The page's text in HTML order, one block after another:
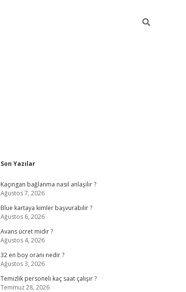
Sidebar
Son Yazılar
Kaçıngan bağlanma nasıl anlaşılır ?
Ağustos 7, 2026
Blue kartaya kimler başvurabilir ?
Ağustos 6, 2026
Avans ücret midir ?
Ağustos 4, 2026
32 en boy oranı nedir ?
Ağustos 3, 2026
Temizlik personeli kaç saat çalışır ?
Temmuz 28, 2026